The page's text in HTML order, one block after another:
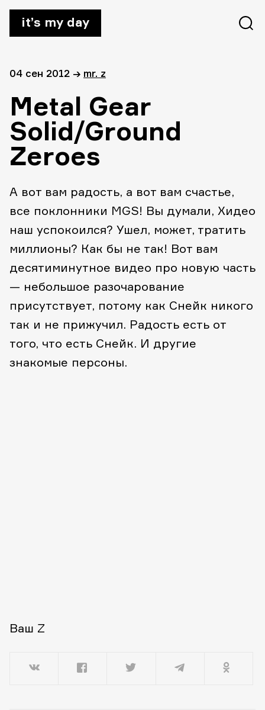
it’s my day
04 сен 2012 → mr. z
Metal Gear
Solid/Ground
Zeroes
А вот вам радость, а вот вам счастье,
все поклонники MGS! Вы думали, Хидео
наш успокоился? Ушел, может, тратить
миллионы? Как бы не так! Вот вам
десятиминутное видео про новую часть
— небольшое разочарование
присутствует, потому как Снейк никого
так и не прижучил. Радость есть от
того, что есть Снейк. И другие
знакомые персоны.
Ваш Z